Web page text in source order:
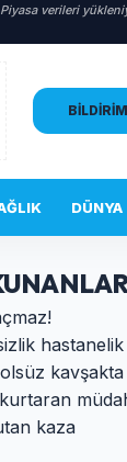
Piyasa verileri
DÜNYA
kavşakta
kaza